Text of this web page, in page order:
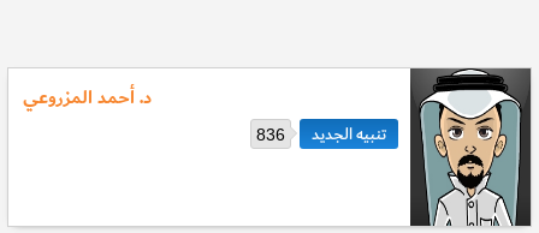
د. أحمد المزروعي
836